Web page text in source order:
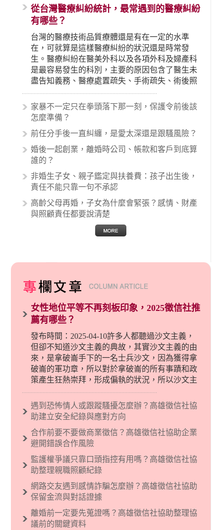
從台灣醫療糾紛統計，最常遇到的醫療糾紛
有哪些？
台灣的醫療技術品質療體還是有在一定的水準
在，可就算是這樣醫療糾紛的狀況還是時常發
生。醫療糾紛在醫美外科以及各項外科及婦產科
是最容易發生的科別，主要的原因包含了醫生未
盡告知義務、醫療處置疏失、手術疏失、術後照
顧失當、醫療費用的收取。雖然醫學進步，但醫
生與病患之間引起的糾紛還是經常發生。很多案
例中最後都走向訴訟流程，我們如果不幸遇到相
的內容其實非常多，有些案例…
家暴不一定只在拳頭落下那一刻，保護令前後該
怎麼準備？
前任分手後一直糾纏，是愛太深還是跟騷風險？
婚後一起創業，離婚時公司、帳款和客戶到底算
誰的？
非婚生子女、親子鑑定與扶養費：孩子出生後，
責任不能只靠一句不承認
高齡父母再婚，子女為什麼會緊張？感情、財產
與照顧責任都要說清楚
女性地位平等不再刻板印象，2025徵信社推
薦有哪些？
發布時間：2025-04-10許多人都聽過沙文主義，
但卻不知道沙文主義的典故，其實沙文主義的由
來，是拿破崙手下的一名士兵沙文，因為獲得拿
破崙的軍功章，所以對於拿破崙的所有事蹟和政
策產生狂熱崇拜，形成偏執的狀況，所以沙文主
義後來就被拿來暗指偏見和歧視，而且有沙文主
義傾向的人，通常對於自己的國家和民族有超強
烈的卓越感，因而瞧不起其他國家的人，所以沙
現了男性沙文…
遇到恐怖情人或跟蹤騷擾怎麼辦？高雄徵信社協
助建立安全紀錄與應對方向
合作前要不要做商業徵信？高雄徵信社協助企業
避開錯誤合作風險
監護權爭議只靠口頭指控有用嗎？高雄徵信社協
助整理親職照顧紀錄
網路交友遇到感情詐騙怎麼辦？高雄徵信社協助
保留金流與對話證據
離婚前一定要先蒐證嗎？高雄徵信社協助整理協
議前的關鍵資料